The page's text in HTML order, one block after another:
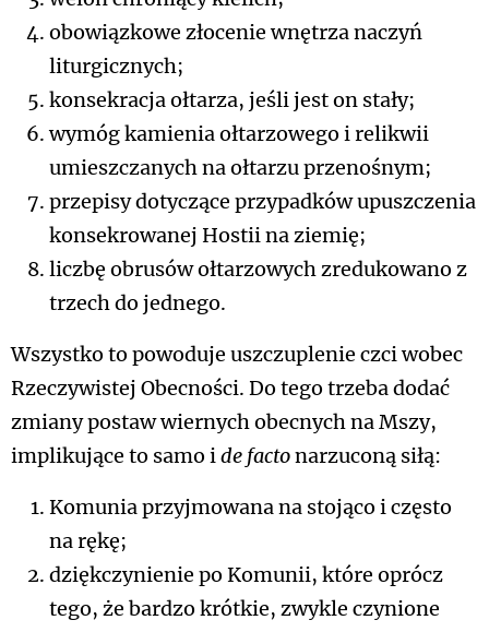
obowiązkowe złocenie wnętrza naczyń
liturgicznych;
konsekracja ołtarza, jeśli jest on stały;
wymóg kamienia ołtarzowego i relikwii
umieszczanych na ołtarzu przenośnym;
przepisy dotyczące przypadków upuszczenia
konsekrowanej Hostii na ziemię;
liczbę obrusów ołtarzowych zredukowano z
trzech do jednego.
Wszystko to powoduje uszczuplenie czci wobec
Rzeczywistej Obecności. Do tego trzeba dodać
zmiany postaw wiernych obecnych na Mszy,
implikujące to samo ide factonarzuconą siłą:
Komunia przyjmowana na stojąco i często
na rękę;
dziękczynienie po Komunii, które oprócz
tego, że bardzo krótkie, zwykle czynione